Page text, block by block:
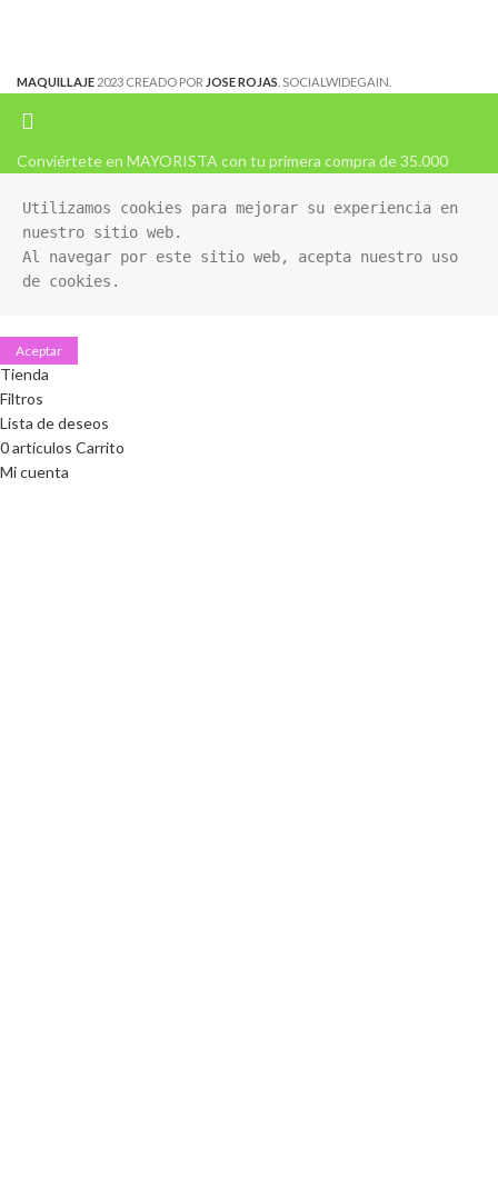
MAQUILLAJE 2023 CREADO POR JOSE ROJAS . SOCIALWIDEGAIN.
Conviértete en MAYORISTA con tu primera compra de 35.000
Utilizamos cookies para mejorar su experiencia en
nuestro sitio web.
Al navegar por este sitio web, acepta nuestro uso
de cookies.
Aceptar
Tienda
Filtros
Lista de deseos
0artículos Carrito
Mi cuenta